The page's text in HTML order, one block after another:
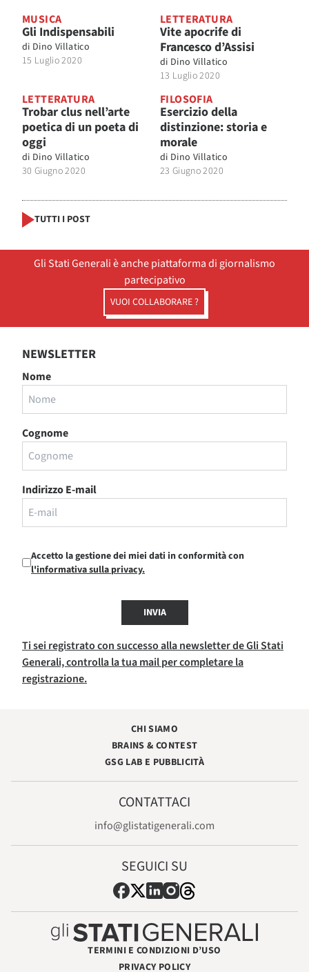
MUSICA
Gli Indispensabili
di Dino Villatico
15 Luglio 2020
LETTERATURA
Vite apocrife di
Francesco d’Assisi
di Dino Villatico
13 Luglio 2020
LETTERATURA
Trobar clus nell’arte
poetica di un poeta di
oggi
di Dino Villatico
30 Giugno 2020
FILOSOFIA
Esercizio della
distinzione: storia e
morale
di Dino Villatico
23 Giugno 2020
TUTTI I POST
Gli Stati Generali è anche piattaforma di giornalismo
partecipativo
VUOI COLLABORARE ?
NEWSLETTER
Nome
Cognome
Indirizzo E-mail
Accetto la gestione dei miei dati in conformità con
l'informativa sulla privacy.
INVIA
Ti sei registrato con successo alla newsletter de Gli Stati
Generali, controlla la tua mail per completare la
registrazione.
CHI SIAMO
BRAINS & CONTEST
GSG LAB E PUBBLICITÀ
CONTATTACI
info@glistatigenerali.com
SEGUICI SU
TERMINI E CONDIZIONI D’USO
PRIVACY POLICY